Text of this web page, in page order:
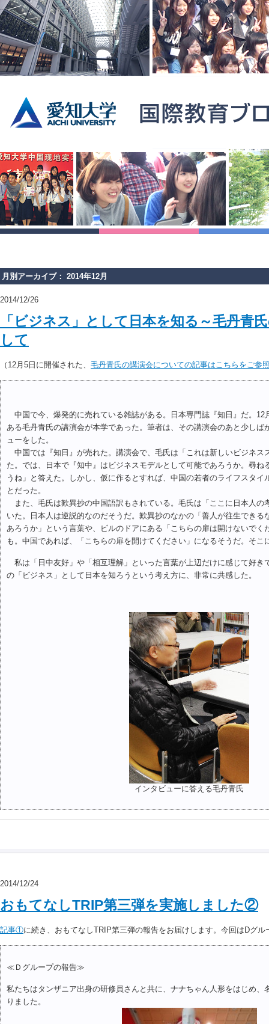
月別アーカイブ： 2014年12月
2014/12/26
「ビジネス」として日本を知る～毛丹青
して
（12月5日に開催された、 毛丹青氏の講演会についての記事はこちらをご参
中国で今、爆発的に売れている雑誌がある。日本専門誌『知日』だ。12
ある毛丹青氏の講演会が本学であった。筆者は、その講演会のあと少しば
ューをした。
中国では『知日』が売れた。講演会で、毛氏は「これは新しいビジネス
た。では、日本で『知中』はビジネスモデルとして可能であろうか。尋ね
うね」と答えた。しかし、仮に作るとすれば、中国の若者のライフスタイ
とだった。
また、毛氏は歎異抄の中国語訳もされている。毛氏は「ここに日本人の
いた。日本人は逆説的なのだそうだ。歎異抄のなかの「善人が往生できる
あろうか」という言葉や、ビルのドアにある「こちらの扉は開けないでく
も。中国であれば、「こちらの扉を開けてください」になるそうだ。そこ
私は「日中友好」や「相互理解」といった言葉が上辺だけに感じて好き
の「ビジネス」として日本を知ろうという考え方に、非常に共感した。
インタビューに答える毛丹青氏
2014/12/24
おもてなしTRIP第三弾を実施しました②
記事①に続き、おもてなしTRIP第三弾の報告をお届けします。今回はDグル
≪Ｄグループの報告≫
私たちはタンザニア出身の研修員さんと共に、ナナちゃん人形をはじめ、
りました。